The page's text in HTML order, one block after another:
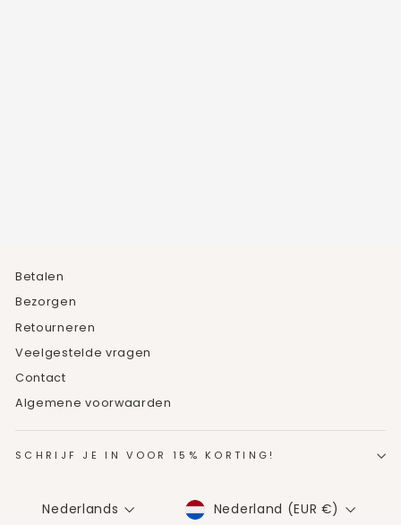
Betalen
Bezorgen
Retourneren
Veelgestelde vragen
Contact
Algemene voorwaarden
SCHRIJF JE IN VOOR 15% KORTING!
TAAL
Nederlands MUNTEENHEID
Nederland (EUR €)